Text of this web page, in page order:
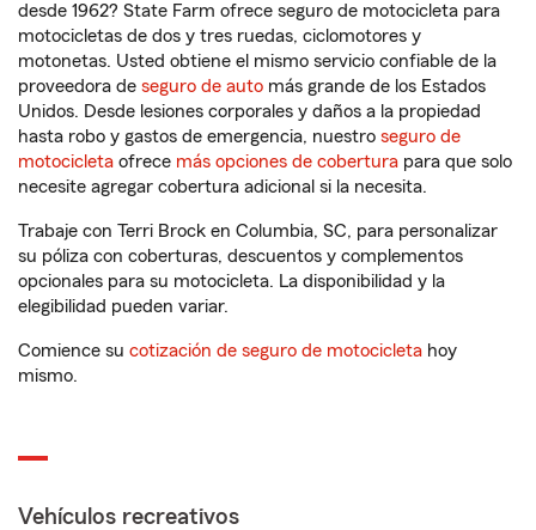
desde 1962? State Farm ofrece seguro de motocicleta para
motocicletas de dos y tres ruedas, ciclomotores y
motonetas. Usted obtiene el mismo servicio confiable de la
proveedora de seguro de auto más grande de los Estados
Unidos. Desde lesiones corporales y daños a la propiedad
hasta robo y gastos de emergencia, nuestro seguro de
motocicleta ofrece más opciones de cobertura para que solo
necesite agregar cobertura adicional si la necesita.
Trabaje con Terri Brock en Columbia, SC, para personalizar
su póliza con coberturas, descuentos y complementos
opcionales para su motocicleta. La disponibilidad y la
elegibilidad pueden variar.
Comience su cotización de seguro de motocicleta hoy
mismo.
Vehículos recreativos